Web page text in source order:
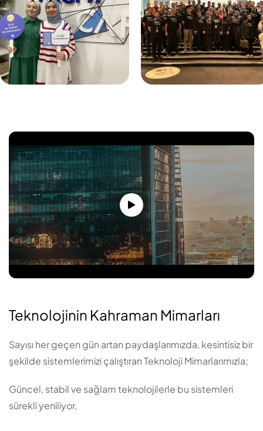
Teknolojinin Kahraman Mimarları
Sayısı her geçen gün artan paydaşlarımızda, kesintisiz bir
şekilde sistemlerimizi çalıştıran Teknoloji Mimarlarımızla;
Güncel, stabil ve sağlam teknolojilerle bu sistemleri
sürekli yeniliyor,